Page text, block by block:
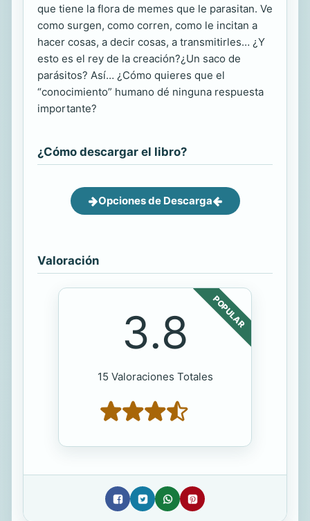
que tiene la flora de memes que le parasitan. Ve
como surgen, como corren, como le incitan a
hacer cosas, a decir cosas, a transmitirles… ¿Y
esto es el rey de la creación?¿Un saco de
parásitos? Así… ¿Cómo quieres que el
“conocimiento” humano dé ninguna respuesta
importante?
¿Cómo descargar el libro?
Opciones de Descarga
Valoración
POPULAR
3.8
15 Valoraciones Totales